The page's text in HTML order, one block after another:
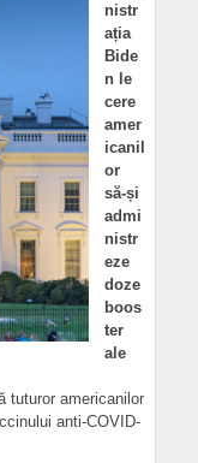
nistr
ația
Bide
n le
cere
amer
icanil
or
să-și
admi
nistr
eze
doze
boos
ter
ale
tuturor americanilor
anti-COVID-